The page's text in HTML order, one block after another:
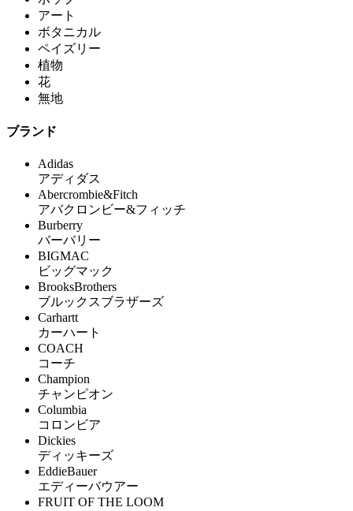
アート
ボタニカル
ペイズリー
植物
花
無地
ブランド
Adidas
アディダス
Abercrombie&Fitch
アバクロンビー&フィッチ
Burberry
バーバリー
BIGMAC
ビッグマック
BrooksBrothers
ブルックスブラザーズ
Carhartt
カーハート
COACH
コーチ
Champion
チャンピオン
Columbia
コロンビア
Dickies
ディッキーズ
EddieBauer
エディーバウアー
FRUIT OF THE LOOM